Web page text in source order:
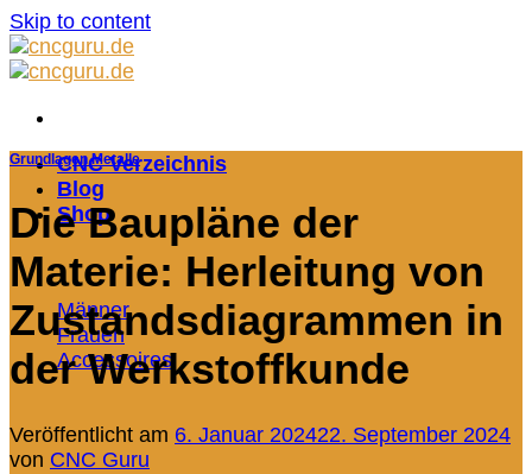
Skip to content
CNC Verzeichnis
Blog
Shop
Männer
Frauen
Accessoires
Grundlagen Metalle
Die Baupläne der
Materie: Herleitung von
Zustandsdiagrammen in
der Werkstoffkunde
Veröffentlicht am 6. Januar 202422. September 2024
von CNC Guru